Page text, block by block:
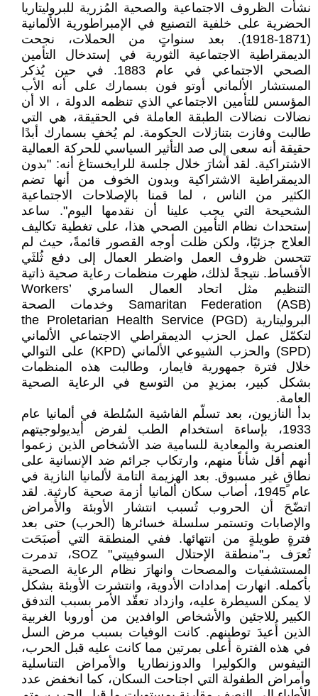
نشأت الظروف الاجتماعية والصحية المُزرية للبروليتاريا
الحضرية على خلفية التصنيع في الإمبراطورية الألمانية
(1871-1918). بعد سنواتٍ من الحملات، نجحت
الديمقراطية الاجتماعية الثورية في إستدخال التأمين
الصحي الاجتماعي في عام 1883. في حين يُذكر
المستشار الألماني أوتو فون بسمارك على أنه الأب
المؤسس للتأمين الاجتماعي الذي تنظمه الدولة ، الا أن
نضالات نضالات الطبقة العاملة في الحقيقة، هي التي
طالبت وفازت بتنازلات الحكومة. لم يُخفِ بسمارك أبدًا
حقيقة أنه سعى إلى صد التأثير السياسي للحركة العمالية
الاشتراكية. لقد أشارَ خلال جلسة للرايخستاغ أنه: "بدون
الديمقراطية الاشتراكية وبدون الخوف من أنها تضم
الكثير من الناس ، لما قمنا بالإصلاحات الاجتماعية
الشحيحة التي يجب علينا أن نقدمها اليوم". ساعد
إستحداث نظام التأمين الصحي هذا، على تغطية تكاليف
العلاج جزئيًا، ولكن ظلت أوجه القصور قائمةً، حيث لم
تتحسن ظروف العمل واضطر العمال إلى دفع ثُلثَي
الأقساط. نتيجةً لذلك، ظهرت منظمات رعاية صحية ذاتية
التنظيم مثل اتحاد العمال السامري Workers’
Samaritan Federation (ASB) وخدمات الصحة
البروليتارية the Proletarian Health Service (PGD)
لتكمّل عمل الحزب الديمقراطي الاجتماعي الألماني
(SPD) والحزب الشيوعي الألماني (KPD) على التوالي
خلال فترة جمهورية فايمار، وطالبت هذه المنظمات
بشكل كبير، بمزيدٍ من التوسع في الرعاية الصحية
العامة.
بدأ النازيون، بعد تسلّم الفاشية السُلطة في ألمانيا عام
1933، بإساءة استخدام الطب لفرض أيديولوجيتهم
العنصرية والمعادية للسامية ضد الأشخاص الذين زعموا
أنهم أقل شأناً منهم، وارتكاب جرائم ضد الإنسانية على
نطاقٍ غير مسبوق. بعد الهزيمة التامة لألمانيا النازية في
عام 1945، أصاب سكان ألمانيا أزمة صحية كارثية. لقد
اتضّحَ أن الحروب تُسبب انتشار الأوبئة والأمراض
والإصابات وتستمر سلسلة خسائرها (الحرب) حتى بعد
فترةٍ طويلةٍ من انتهائها. ففي المنطقة التي أصبَحَت
تُعرَف بـ"منطقة الإحتلال السوفييتي" SOZ، تدمرت
المستشفيات والمصحات وانهارَ نظام الرعاية الصحية
بأكمله. انهارت إمدادات الأدوية، وانتشرت الأوبئة بشكل
لا يمكن السيطرة عليه، وازداد تعقّد الأمر بسبب التدفق
الكبير للاجئين والأشخاص الوافدين من أوروبا الغربية
الذين أُعيدَ توطينهم. كانت الوفيات بسبب مرض السل
في هذه الفترة أعلى بمرتين مما كانت عليه قبل الحرب،
التيفوس والكوليرا والدوزنطاريا والأمراض التناسلية
وأمراض الطفولة التي اجتاحت السكان، كما انخفض عدد